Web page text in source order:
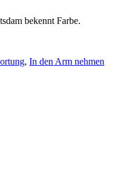
bekennt Farbe.
, In den Arm nehmen